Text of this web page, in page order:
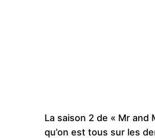
La saison 2 de « Mr
qu’on est tous sur les